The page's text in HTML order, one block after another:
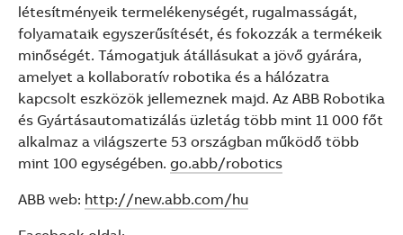
létesítményeik termelékenységét, rugalmasságát,
folyamataik egyszerűsítését, és fokozzák a termékeik
minőségét. Támogatjuk átállásukat a jövő gyárára,
amelyet a kollaboratív robotika és a hálózatra
kapcsolt eszközök jellemeznek majd. Az ABB Robotika
és Gyártásautomatizálás üzletág több mint 11 000 főt
alkalmaz a világszerte 53 országban működő több
mint 100 egységében. go.abb/robotics
ABB web: http://new.abb.com/hu